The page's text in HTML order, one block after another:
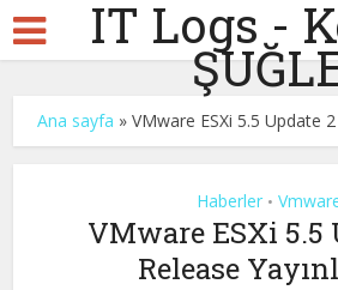
IT Logs -
Ana sayfa »VMware ESXi 5.5 Update 2
Haberler •
VMware ESXi 5.5
Release